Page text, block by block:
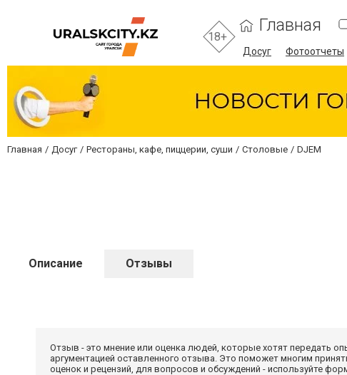
18+
Главная
Досуг Фотоотчеты
Главная Досуг Рестораны, кафе, пиццерии, суши Столовые DJEM
Описание Отзывы
Отзыв - это мнение или оценка людей, которые хотят передать
аргументацией оставленного отзыва. Это поможет многим
оценок и рецензий, для вопросов и обсуждений - используйте